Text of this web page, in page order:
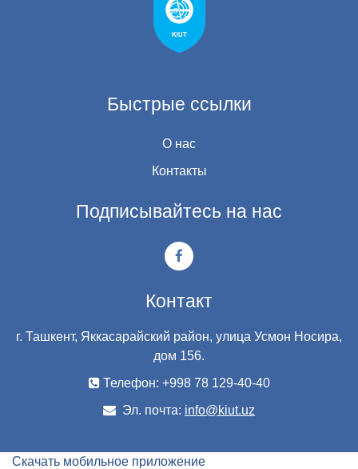
Быстрые ссылки
О нас
Контакты
Подписывайтесь на нас
Контакт
г. Ташкент, Яккасарайский район, улица Усмон Носира,
дом 156.
Телефон: +998 78 129-40-40
Эл. почта: info@kiut.uz
Скачать мобильное приложение